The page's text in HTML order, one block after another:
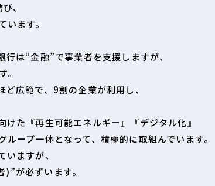
、
ます。
行は“金融”で事業者を支援しますが、
広範で、9割の企業が利用し、
た『再生可能エネルギー』『デジタル化』
ープ一体となって、積極的に取組んでいます。
ますが、
が必ずいます。